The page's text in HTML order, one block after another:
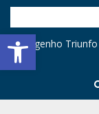
Barra de Ferramentas Aberta
Engenho